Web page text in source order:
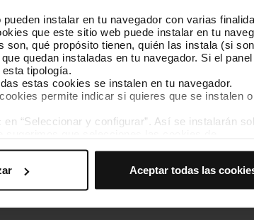
instalar en tu navegador con varias
que este sitio web puede instalar en tu
qué propósito tienen, quién las instala (si son
quedan instaladas en tu navegador. Si el
tipología.
estas cookies se instalen en tu navegador.
permite indicar si quieres que se instalen
“Seleccionar y configurar”. Así se instalarán
(como el idioma) y mejoran tu experiencia
de la web y, por tanto, si no las aceptas, no
de la web.
Aceptar todas las
Otras webs de TMB
Accesibilidad Mapa web Webs de interés